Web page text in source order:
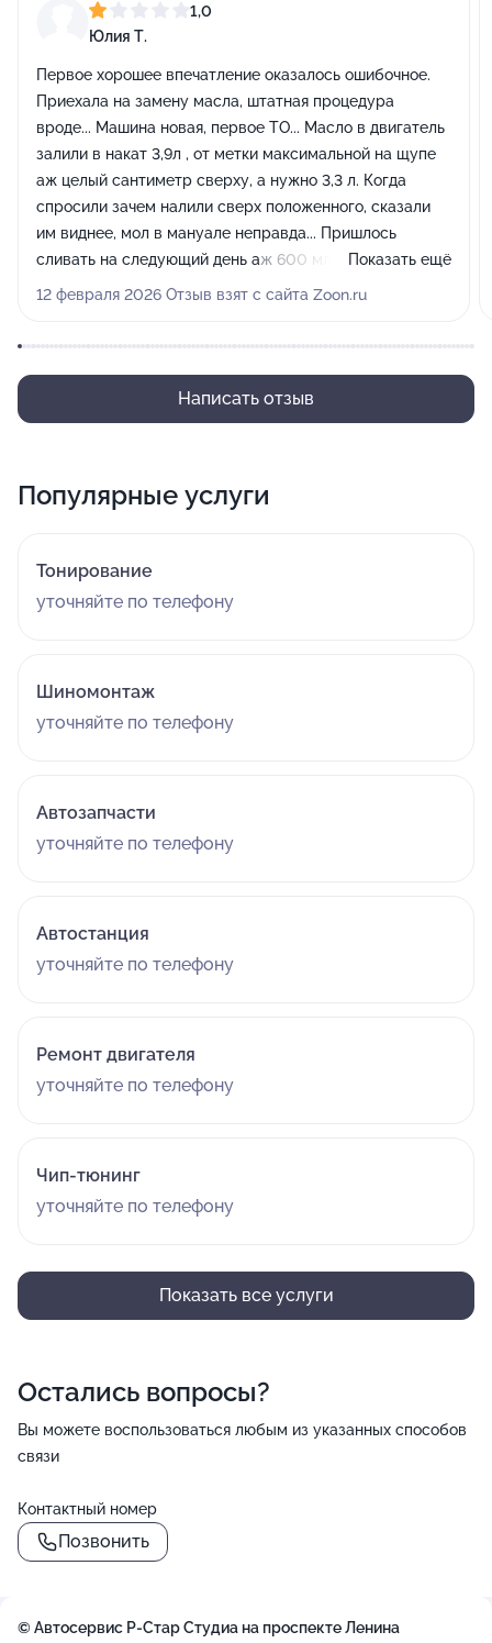
1,0
Юлия Т.
Первое хорошее впечатление оказалось ошибочное.
Приехала на замену масла, штатная процедура
вроде... Машина новая, первое ТО... Масло в двигатель
залили в накат 3,9л , от метки максимальной на щупе
аж целый сантиметр сверху, а нужно 3,3 л. Когда
спросили зачем налили сверх положенного, сказали
им виднее, мол в мануале неправда... Пришлось
сливать на следующий день аж 600 мл., в другом
сервисе. Нет спасибо, но таких "профессионалов"
Показать ещё
12 февраля 2026 Отзыв взят с сайта Zoon.ru
Написать отзыв
Популярные услуги
Тонирование
уточняйте по телефону
Шиномонтаж
уточняйте по телефону
Автозапчасти
уточняйте по телефону
Автостанция
уточняйте по телефону
Ремонт двигателя
уточняйте по телефону
Чип-тюнинг
уточняйте по телефону
Показать все услуги
Остались вопросы?
Вы можете воспользоваться любым из указанных способов
связи
Контактный номер
Позвонить
© Автосервис Р-Стар Студиа на проспекте Ленина